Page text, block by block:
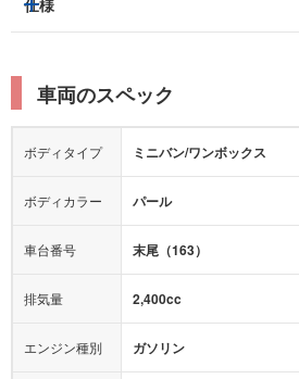
サンルーフ/ガラスルーフ
ルーフレール
エアロパーツ
ロー
シートヒーター
カーナビ：メモリーナビ他
CD
ミュージックプレイヤー接続可
後席モニター
レーンキープアシスト
横滑
衝突被害軽減プレーキ
カメラ：バック
エアバッグ：
4エアバッグ
衝撃緩和ヘッドレスト
サポ
アクセル踏み間違い（誤発進）防止装置
車両のスペック
ボディタイプ ミニバン/ワンボックス
ボディカラー パール
車台番号 末尾（163）
排気量 2,400cc
エンジン種別 ガソリン